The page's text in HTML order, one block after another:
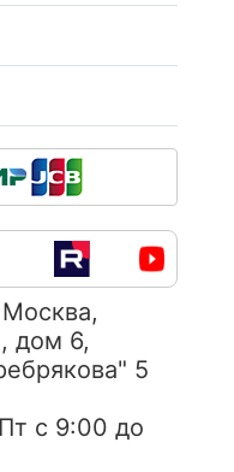
Москва,
дом 6,
5
с 9:00 до